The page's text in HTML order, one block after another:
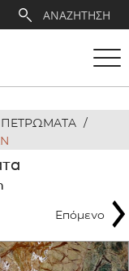
ΠΕΤΡΩΜΑΤΑ /
Επόμενο